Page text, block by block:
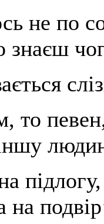
не по
знаєш
то